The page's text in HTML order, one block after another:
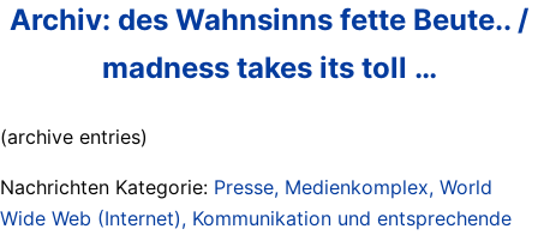
Archiv: des Wahnsinns fette Beute.. /
madness takes its toll …
(archive entries)
Nachrichten Kategorie: Presse, Medienkomplex, World
Wide Web (Internet), Kommunikation und entsprechende